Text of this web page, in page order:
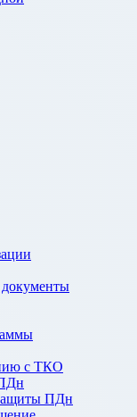
с ТКО
ПДн